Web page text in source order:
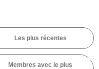
Les plus récentes
Membres avec le plus